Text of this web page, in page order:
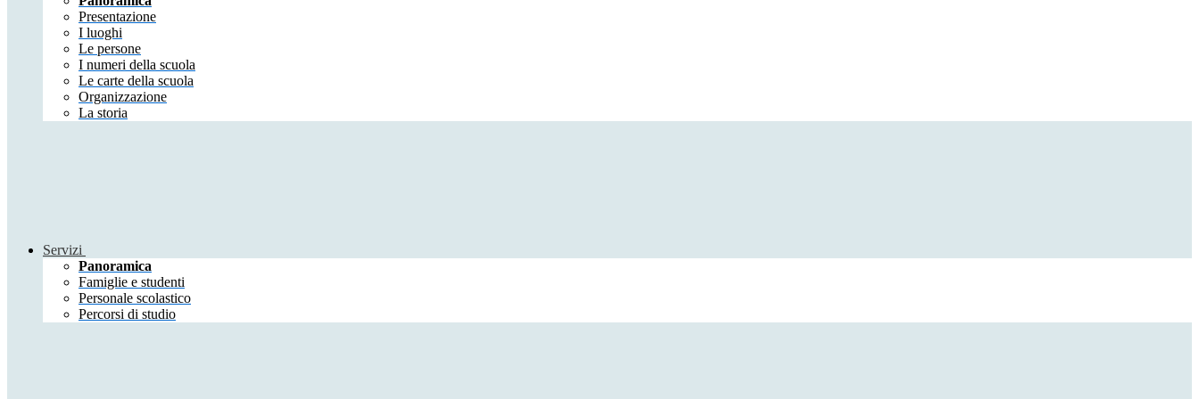
Presentazione
I luoghi
Le persone
I numeri della scuola
Le carte della scuola
Organizzazione
La storia
Servizi
Panoramica
Famiglie e studenti
Personale scolastico
Percorsi di studio